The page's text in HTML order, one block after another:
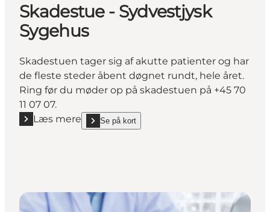
Skadestue - Sydvestjysk
Sygehus
Skadestuen tager sig af akutte patienter og har
de fleste steder åbent døgnet rundt, hele året.
Ring før du møder op på skadestuen på +45 70
11 07 07.
Læs mere
Læs mere "Skadestue - Sydvestjysk Sygehus"
Se på kort
show Skadestue - Sydvestjysk Sygehus on_map